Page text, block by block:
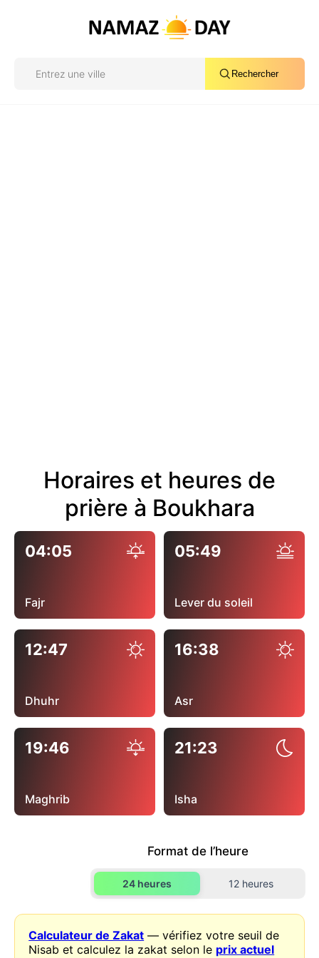
Rechercher
Horaires et heures de
prière à Boukhara
04:05
Fajr
05:49
Lever du soleil
12:47
Dhuhr
16:38
Asr
19:46
Maghrib
21:23
Isha
Format de l’heure
24 heures 12 heures
Calculateur de Zakat — vérifiez votre seuil de
Nisab et calculez la zakat selon le prix actuel